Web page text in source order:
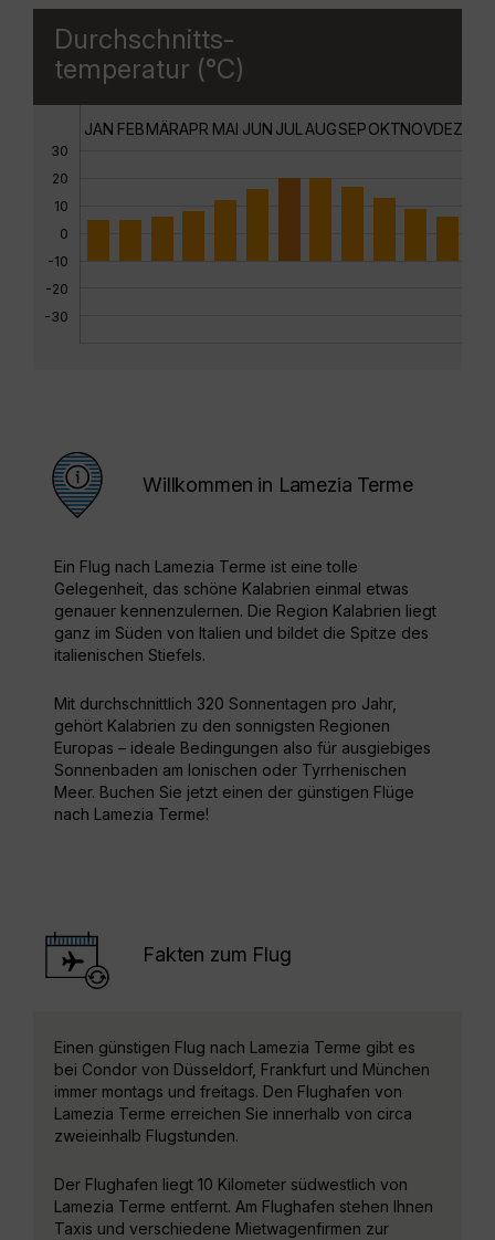
Durchschnitts-
temperatur (°C)
30
20
10
0
-10
-20
-30
JAN FEBMÄRAPR MAI JUN JUL AUGSEPOKTNOVDEZ
Willkommen in Lamezia Terme
Ein Flug nach Lamezia Terme ist eine tolle
Gelegenheit, das schöne Kalabrien einmal etwas
genauer kennenzulernen. Die Region Kalabrien liegt
ganz im Süden von Italien und bildet die Spitze des
italienischen Stiefels.
Mit durchschnittlich 320 Sonnentagen pro Jahr,
gehört Kalabrien zu den sonnigsten Regionen
Europas – ideale Bedingungen also für ausgiebiges
Sonnenbaden am Ionischen oder Tyrrhenischen
Meer. Buchen Sie jetzt einen der günstigen Flüge
nach Lamezia Terme!
Fakten zum Flug
Einen günstigen Flug nach Lamezia Terme gibt es
bei Condor von Düsseldorf, Frankfurt und München
immer montags und freitags. Den Flughafen von
Lamezia Terme erreichen Sie innerhalb von circa
zweieinhalb Flugstunden.
Der Flughafen liegt 10 Kilometer südwestlich von
Lamezia Terme entfernt. Am Flughafen stehen Ihnen
Taxis und verschiedene Mietwagenfirmen zur